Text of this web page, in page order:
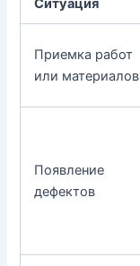
Ситуация
Приемка работ
или материалов
Появление
дефектов